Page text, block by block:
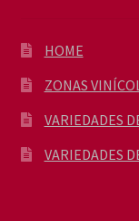
HOME
ZONAS
VARIEDADES
VARIEDADES